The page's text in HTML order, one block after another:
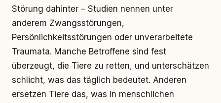
Störung dahinter – Studien nennen unter
anderem Zwangsstörungen,
Persönlichkeitsstörungen oder unverarbeitete
Traumata. Manche Betroffene sind fest
überzeugt, die Tiere zu retten, und unterschätzen
schlicht, was das täglich bedeutet. Anderen
ersetzen Tiere das, was in menschlichen